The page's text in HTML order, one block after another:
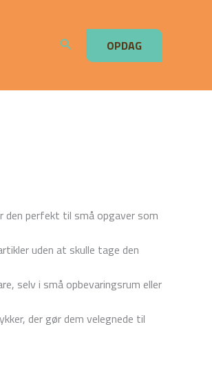
Søg OPDAG
den perfekt til små opgaver som
uden at skulle tage den
selv i små opbevaringsrum eller
der gør dem velegnede til